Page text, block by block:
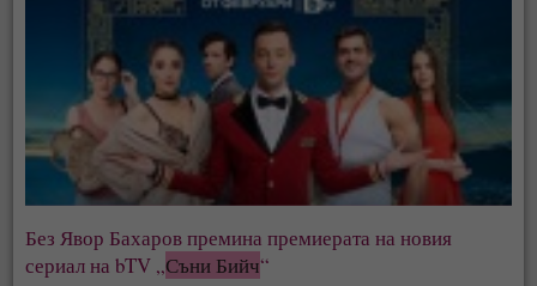
Без Явор Бахаров премина премиерата на новия
сериал на bTV „Съни Бийч“